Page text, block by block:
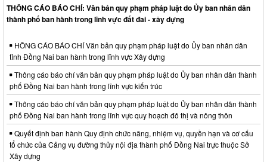
THÔNG CÁO BÁO CHÍ: Văn bản quy phạm pháp luật do Ủy ban nhân dân
thành phố ban hành trong lĩnh vực đất đai - xây dựng
HÔNG CÁO BÁO CHÍ Văn bản quy phạm pháp luật do Ủy ban nhân dân
tỉnh Đồng Nai ban hành trong lĩnh vực Xây dựng
Thông cáo báo chí văn bản quy phạm pháp luật do Ủy ban nhân dân thành
phố Đồng Nai ban hành trong lĩnh vực kiến trúc
Thông cáo báo chí văn bản quy phạm pháp luật do Ủy ban nhân dân thành
phố Đồng Nai ban hành trong lĩnh vực quy hoạch đô thị và nông thôn
Quyết định ban hành Quy định chức năng, nhiệm vụ, quyền hạn và cơ cấu
tổ chức của Cảng vụ đường thủy nội địa thành phố Đồng Nai trực thuộc Sở
Xây dựng